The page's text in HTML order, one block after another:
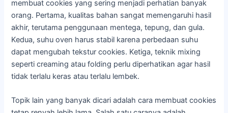
membuat cookies yang sering menjadi perhatian banyak
orang. Pertama, kualitas bahan sangat memengaruhi hasil
akhir, terutama penggunaan mentega, tepung, dan gula.
Kedua, suhu oven harus stabil karena perbedaan suhu
dapat mengubah tekstur cookies. Ketiga, teknik mixing
seperti creaming atau folding perlu diperhatikan agar hasil
tidak terlalu keras atau terlalu lembek.
Topik lain yang banyak dicari adalah cara membuat cookies